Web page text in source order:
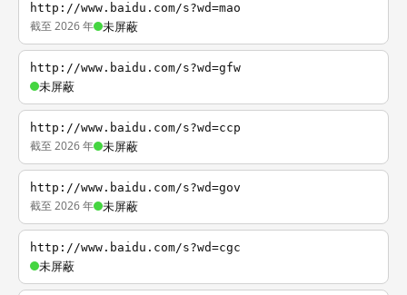
http://www.baidu.com/s?wd=mao
截至 2026 年 未屏蔽
http://www.baidu.com/s?wd=gfw
未屏蔽
http://www.baidu.com/s?wd=ccp
截至 2026 年 未屏蔽
http://www.baidu.com/s?wd=gov
截至 2026 年 未屏蔽
http://www.baidu.com/s?wd=cgc
未屏蔽